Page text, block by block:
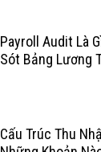
Payroll Audit Là
Sót Bảng Lương
Cấu Trúc Thu